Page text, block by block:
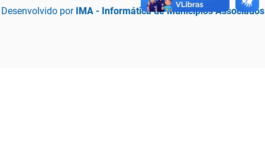
Desenvolvido por IMA - Informática de Municípios Associados